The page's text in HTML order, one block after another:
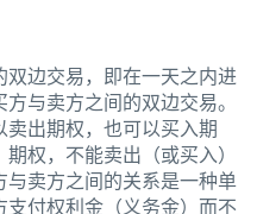
边交易，即在一天之内进
与卖方之间的双边交易。
卖出期权，也可以买入期
权，不能卖出（或买入）
卖方之间的关系是一种单
付权利金（义务金）而不